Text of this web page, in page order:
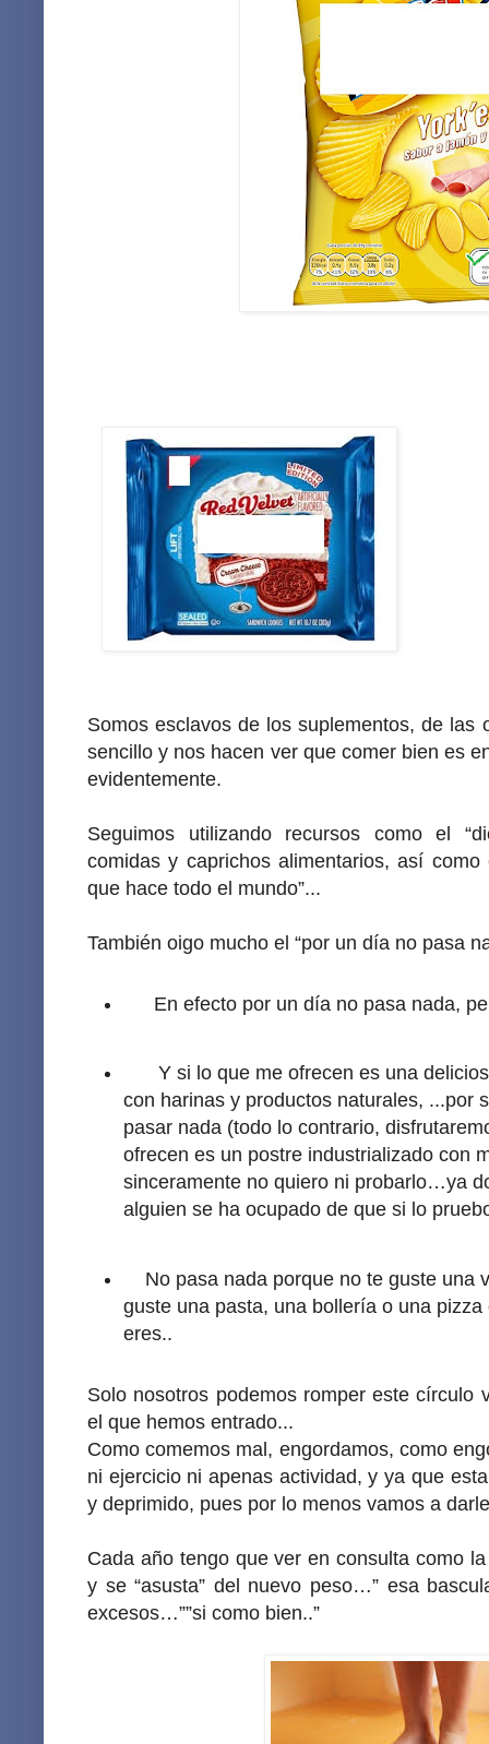
Somos esclavos de los suplementos, de las
sencillo y nos hacen ver que comer bien es
evidentemente.
Seguimos utilizando recursos como el
comidas y caprichos alimentarios, así como
que hace todo el mundo”...
También oigo mucho el “por un día no pasa
En efecto por un día no pasa nada,
Y si lo que me ofrecen es una
con harinas y productos naturales, ...por
pasar nada (todo lo contrario,
ofrecen es un postre industrializado con
sinceramente no quiero ni probarlo…ya
alguien se ha ocupado de que si lo
No pasa nada porque no te guste una
guste una pasta, una bollería o una
eres..
Solo nosotros podemos romper este círculo
el que hemos entrado...
Como comemos mal, engordamos, como
ni ejercicio ni apenas actividad, y ya que
y deprimido, pues por lo menos vamos a
Cada año tengo que ver en consulta como
y se “asusta” del nuevo peso…” esa
excesos…””si como bien..”